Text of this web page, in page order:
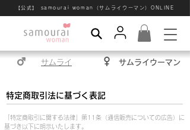
【公式】 samourai woman（サムライウーマン）ONLINE
サムライ サムライウーマン
特定商取引法に基づく表記
「特定商取引に関する法律」第11条（通信販売についての広告）に
基づき以下に明示いたします。